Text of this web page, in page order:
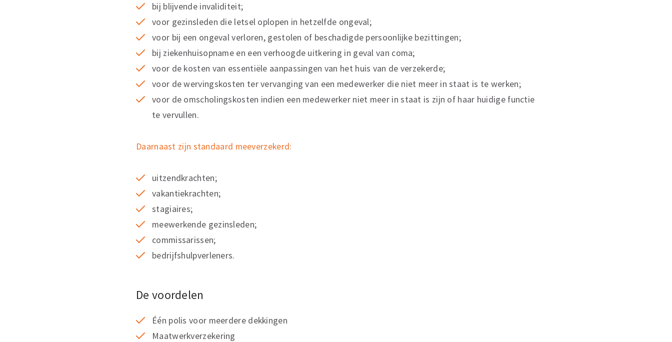
bij blijvende invaliditeit;
voor gezinsleden die letsel oplopen in hetzelfde ongeval;
voor bij een ongeval verloren, gestolen of beschadigde persoonlijke bezittingen;
bij ziekenhuisopname en een verhoogde uitkering in geval van coma;
voor de kosten van essentiële aanpassingen van het huis van de verzekerde;
voor de wervingskosten ter vervanging van een medewerker die niet meer in staat is te werken;
voor de omscholingskosten indien een medewerker niet meer in staat is zijn of haar huidige functie
te vervullen.
Daarnaast zijn standaard meeverzekerd:
uitzendkrachten;
vakantiekrachten;
stagiaires;
meewerkende gezinsleden;
commissarissen;
bedrijfshulpverleners.
De voordelen
Één polis voor meerdere dekkingen
Maatwerkverzekering